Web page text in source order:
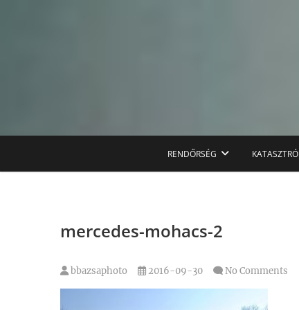
RENDŐRSÉG
mercedes-mohacs-2
bbazsaphoto 2016-09-30 No Comments